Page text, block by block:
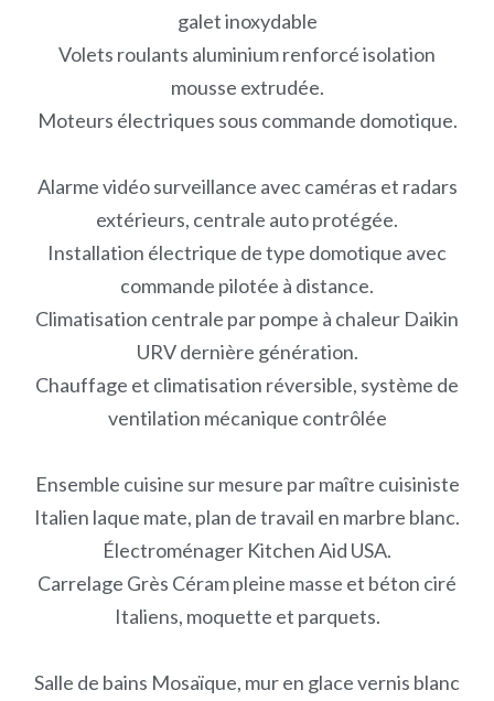
galet inoxydable
Volets roulants aluminium renforcé isolation
mousse extrudée.
Moteurs électriques sous commande domotique.
Alarme vidéo surveillance avec caméras et radars
extérieurs, centrale auto protégée.
Installation électrique de type domotique avec
commande pilotée à distance.
Climatisation centrale par pompe à chaleur Daikin
URV dernière génération.
Chauffage et climatisation réversible, système de
ventilation mécanique contrôlée
Ensemble cuisine sur mesure par maître cuisiniste
Italien laque mate, plan de travail en marbre blanc.
Électroménager Kitchen Aid USA.
Carrelage Grès Céram pleine masse et béton ciré
Italiens, moquette et parquets.
Salle de bains Mosaïque, mur en glace vernis blanc